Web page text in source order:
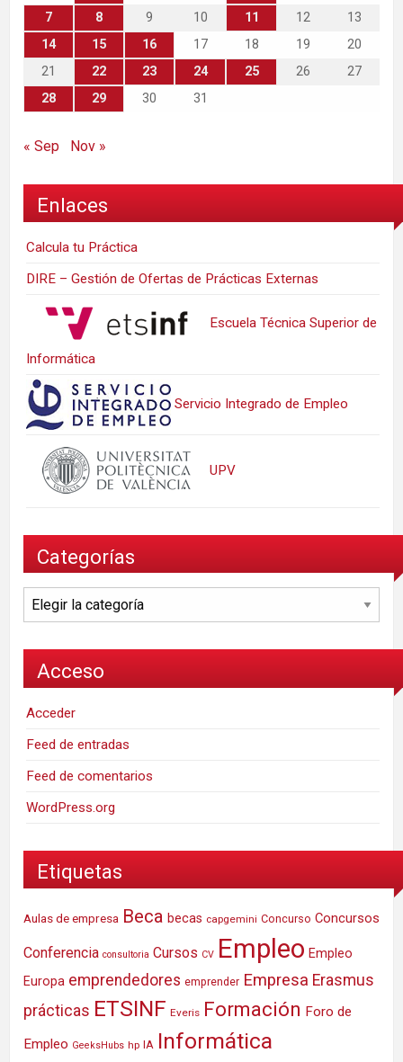
7
8 9 10 11 12
13
14
15 16 17 18 19
20
21
22 23 24 25 26
27
28
29 30 31
« Sep Nov »
Enlaces
Calcula tu Práctica
DIRE – Gestión de Ofertas de Prácticas Externas
Escuela Técnica Superior de
Informática
Servicio Integrado de Empleo
UPV
Categorías
Categorías
Acceso
Acceder
Feed de entradas
Feed de comentarios
WordPress.org
Etiquetas
Aulas de empresa Beca becas capgemini Concurso Concursos
Conferencia consultoria Cursos CV Empleo Empleo
Europa emprendedores emprender Empresa Erasmus
prácticas ETSINF Everis Formación Foro de
Empleo GeeksHubs hp IA Informática